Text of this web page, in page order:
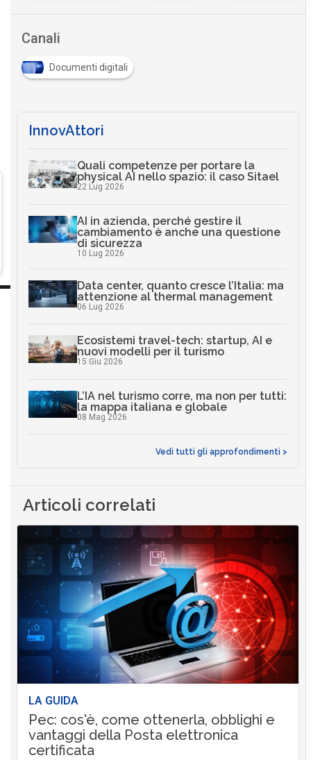
Canali
Documenti digitali
InnovAttori
Quali competenze per portare la
physical AI nello spazio: il caso Sitael
22 Lug 2026
AI in azienda, perché gestire il
cambiamento è anche una questione
di sicurezza
10 Lug 2026
Data center, quanto cresce l’Italia: ma
attenzione al thermal management
06 Lug 2026
Ecosistemi travel-tech: startup, AI e
nuovi modelli per il turismo
15 Giu 2026
L’IA nel turismo corre, ma non per tutti:
la mappa italiana e globale
08 Mag 2026
Vedi tutti gli approfondimenti >
Articoli correlati
LA GUIDA
Pec: cos'è, come ottenerla, obblighi e
vantaggi della Posta elettronica
certificata